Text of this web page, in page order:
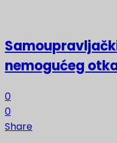
nemogućeg
0
0
Share